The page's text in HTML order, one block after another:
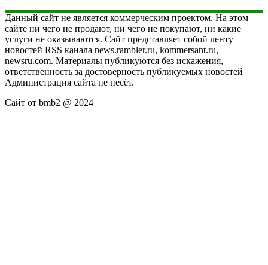
Данный сайт не является коммерческим проектом. На этом
сайте ни чего не продают, ни чего не покупают, ни какие
услуги не оказываются. Сайт представляет собой ленту
новостей RSS канала news.rambler.ru, kommersant.ru,
newsru.com. Материалы публикуются без искажения,
ответственность за достоверность публикуемых новостей
Администрация сайта не несёт.
Сайт от bmb2 @ 2024